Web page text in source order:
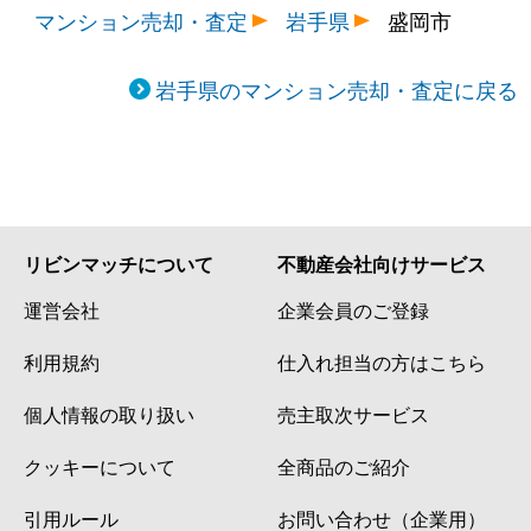
マンション売却・査定 岩手県 盛岡市
岩手県のマンション売却・査定に戻る
リビンマッチについて
運営会社
利用規約
個人情報の取り扱い
クッキーについて
引用ルール
不動産会社向けサービス
企業会員のご登録
仕入れ担当の方はこちら
売主取次サービス
全商品のご紹介
お問い合わせ（企業用）